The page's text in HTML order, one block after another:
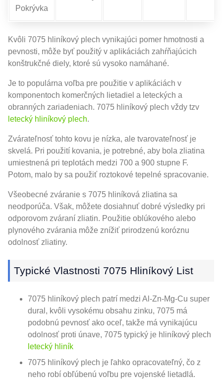
Pokrývka
Kvôli 7075 hliníkový plech vynikajúci pomer hmotnosti a
pevnosti, môže byť použitý v aplikáciách zahŕňajúcich
konštrukčné diely, ktoré sú vysoko namáhané.
Je to populárna voľba pre použitie v aplikáciách v
komponentoch komerčných lietadiel a leteckých a
obranných zariadeniach. 7075 hliníkový plech vždy tzv
letecký hliníkový plech.
Zvárateľnosť tohto kovu je nízka, ale tvarovateľnosť je
skvelá. Pri použití kovania, je potrebné, aby bola zliatina
umiestnená pri teplotách medzi 700 a 900 stupne F.
Potom, malo by sa použiť roztokové tepelné spracovanie.
Všeobecné zváranie s 7075 hliníková zliatina sa
neodporúča. Však, môžete dosiahnuť dobré výsledky pri
odporovom zváraní zliatin. Použitie oblúkového alebo
plynového zvárania môže znížiť prirodzenú koróznu
odolnosť zliatiny.
Typické Vlastnosti 7075 Hliníkový List
7075 hliníkový plech patrí medzi Al-Zn-Mg-Cu super
dural, kvôli vysokému obsahu zinku, 7075 má
podobnú pevnosť ako oceľ, takže má vynikajúcu
odolnosť proti únave, 7075 typický je hliníkový plech
letecký hliník
7075 hliníkový plech je ľahko opracovateľný, čo z
neho robí obľúbenú voľbu pre vojenské lietadlá.